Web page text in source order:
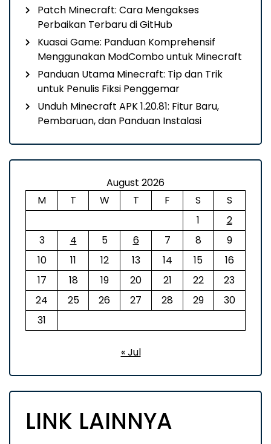
Patch Minecraft: Cara Mengakses
Perbaikan Terbaru di GitHub
Kuasai Game: Panduan Komprehensif
Menggunakan ModCombo untuk Minecraft
Panduan Utama Minecraft: Tip dan Trik
untuk Penulis Fiksi Penggemar
Unduh Minecraft APK 1.20.81: Fitur Baru,
Pembaruan, dan Panduan Instalasi
August 2026
M
T W T F S
S
1
2
3
4 5 6 7 8
9
10
11 12 13 14 15
16
17
18 19 20 21 22
23
24
25 26 27 28 29
30
31
« Jul
LINK LAINNYA